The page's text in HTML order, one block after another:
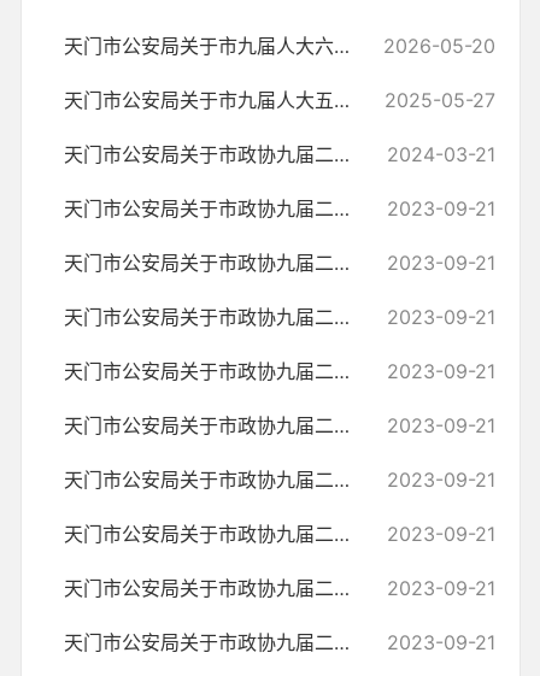
天门市公安局关于市九届人大六次会议重点建议办理工作方案 2026-05-20
天门市公安局关于市九届人大五次会议重点建议办理工作方案 2025-05-27
天门市公安局关于市政协九届二次会议第157号提案的答复 2024-03-21
天门市公安局关于市政协九届二次会议第154号提案的答复 2023-09-21
天门市公安局关于市政协九届二次会议第111号提案的答复 2023-09-21
天门市公安局关于市政协九届二次会议第106号提案的答复 2023-09-21
天门市公安局关于市政协九届二次会议第105号提案的答复 2023-09-21
天门市公安局关于市政协九届二次会议第83号提案的答复 2023-09-21
天门市公安局关于市政协九届二次会议第67号提案的答复 2023-09-21
天门市公安局关于市政协九届二次会议第65号提案的答复 2023-09-21
天门市公安局关于市政协九届二次会议第64号提案的答复 2023-09-21
天门市公安局关于市政协九届二次会议第63号提案的答复 2023-09-21